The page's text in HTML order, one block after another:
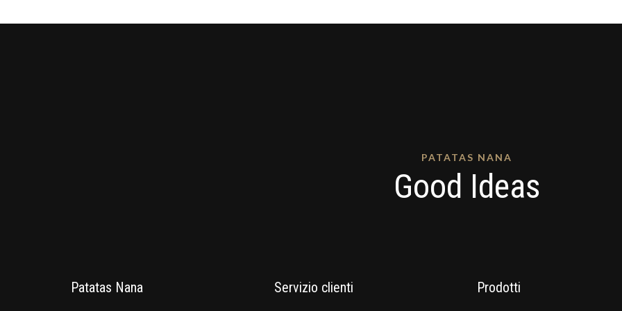
PATATAS NANA
Good Ideas
Patatas Nana Servizio clienti Prodotti